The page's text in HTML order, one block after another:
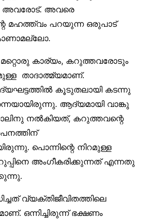
അവരോട്. അവരെ
മഹത്ത്വം പറയുന്ന ഒരുപാട്
കാര്യം, കറുത്തവരോടും
താദാത്മ്യമാണ്.
കൂടുതലായി കടന്നു
ആദ്യമായി വാങ്കു
നൽകിയത്, കറുത്തവന്റെ
പൊന്നിന്റെ നിറമുള്ള
അംഗീകരിക്കുന്നത് എന്നതു
വ്യക്തിജീവിതത്തിലെ
ഒന്നിച്ചിരുന്ന് ഭക്ഷണം